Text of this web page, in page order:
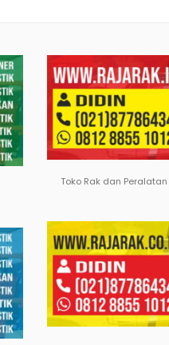
Toko Rak dan